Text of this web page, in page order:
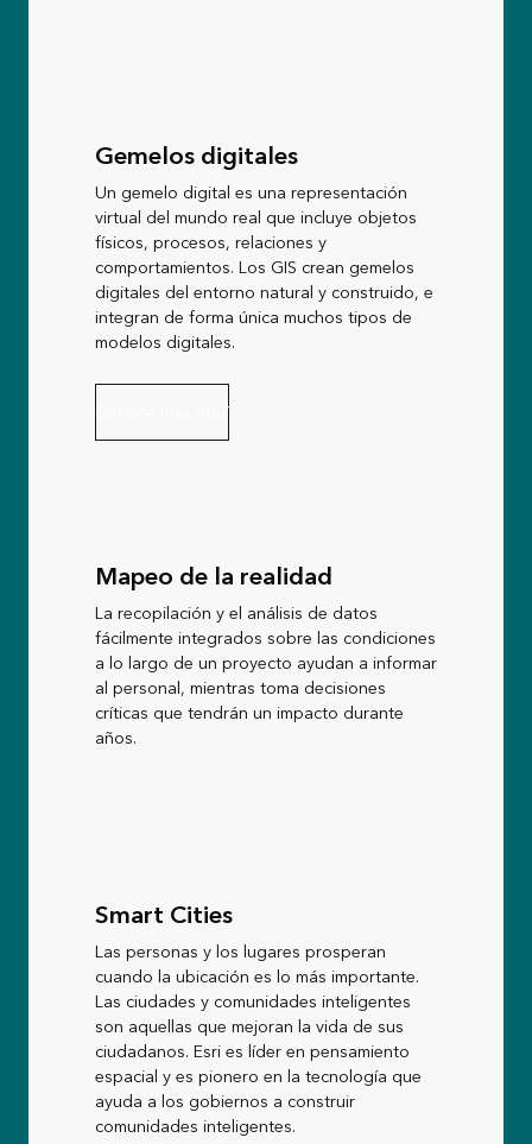
Gemelos digitales
Un gemelo digital es una representación
virtual del mundo real que incluye objetos
físicos, procesos, relaciones y
comportamientos. Los GIS crean gemelos
digitales del entorno natural y construido, e
integran de forma única muchos tipos de
modelos digitales.
Conoce más aquí
Mapeo de la realidad
La recopilación y el análisis de datos
fácilmente integrados sobre las condiciones
a lo largo de un proyecto ayudan a informar
al personal, mientras toma decisiones
críticas que tendrán un impacto durante
años.
Smart Cities
Las personas y los lugares prosperan
cuando la ubicación es lo más importante.
Las ciudades y comunidades inteligentes
son aquellas que mejoran la vida de sus
ciudadanos. Esri es líder en pensamiento
espacial y es pionero en la tecnología que
ayuda a los gobiernos a construir
comunidades inteligentes.